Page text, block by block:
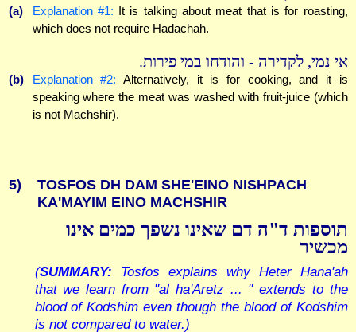
(a) Explanation #1: It is talking about meat that is for roasting,
which does not require Hadachah.
אי נמי, לקדירה - והודחו במי פירות.
(b) Explanation #2: Alternatively, it is for cooking, and it is
speaking where the meat was washed with fruit-juice (which
is not Machshir).
5)
TOSFOS DH DAM SHE'EINO NISHPACH
KA'MAYIM EINO MACHSHIR
תוספות ד"ה דם שאינו נשפך כמים אינו
מכשיר
(SUMMARY: Tosfos explains why Heter Hana'ah
that we learn from "al ha'Aretz ... " extends to the
blood of Kodshim even though the blood of Kodshim
is not compared to water.)